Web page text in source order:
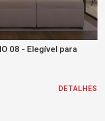
DETALHES